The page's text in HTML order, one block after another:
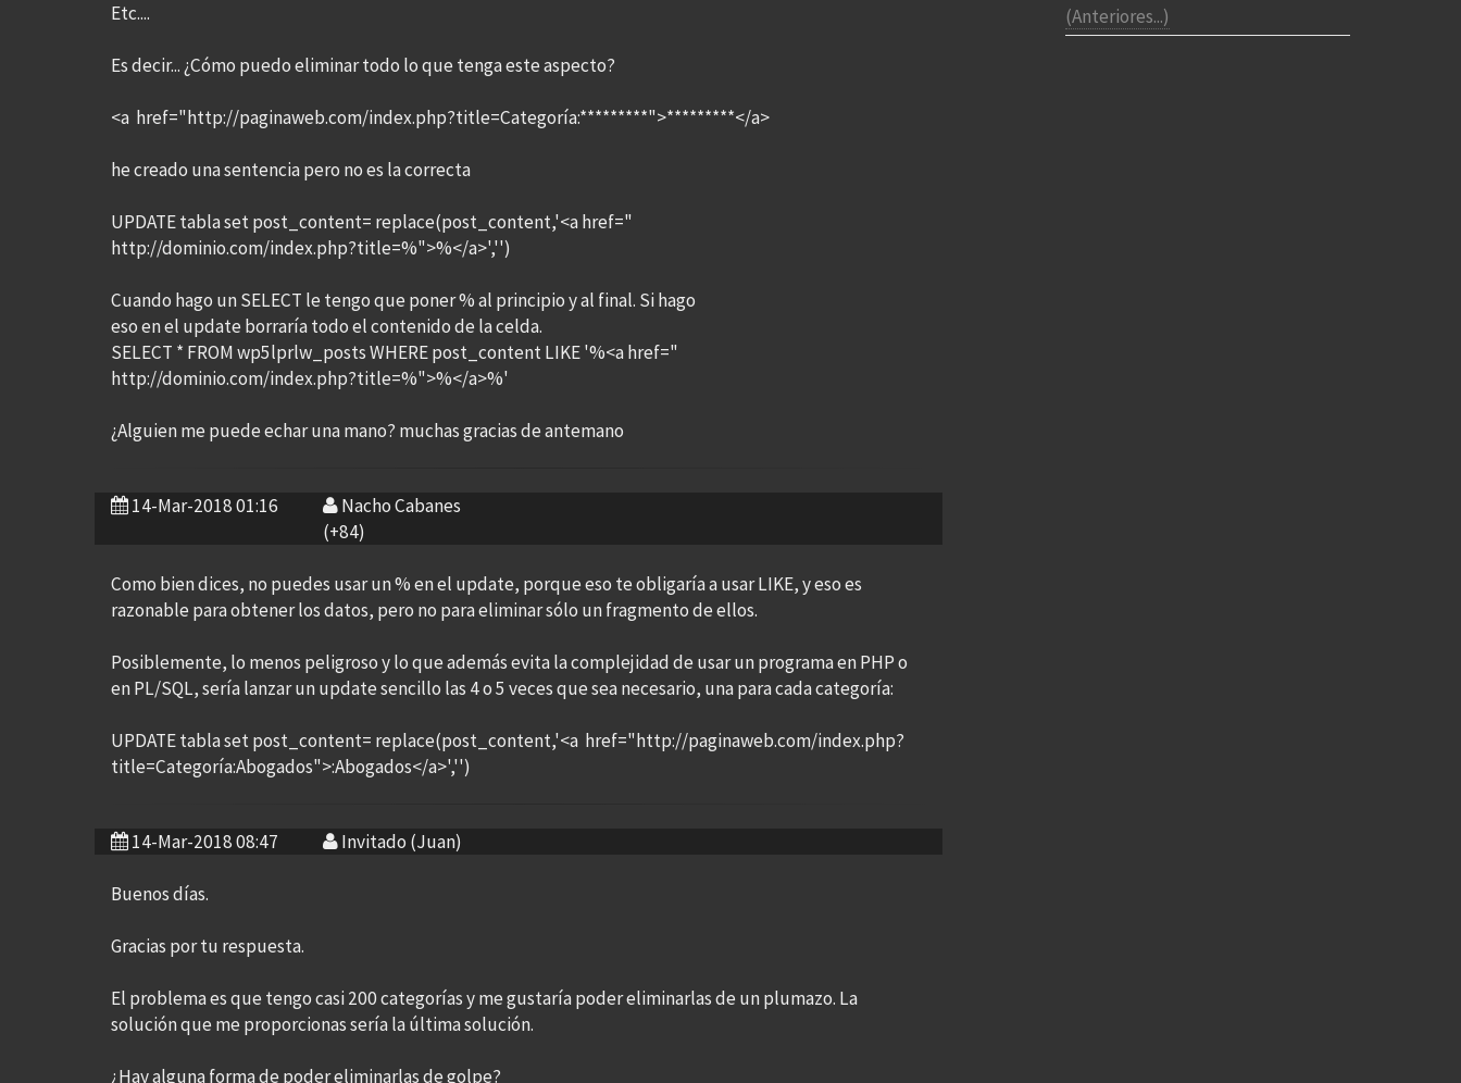
Etc....
Es decir... ¿Cómo puedo eliminar todo lo que tenga este aspecto?
<a href="http://paginaweb.com/index.php?title=Categoría:*********">*********</a>
he creado una sentencia pero no es la correcta
UPDATE tabla set post_content= replace(post_content,'<a href="
http://dominio.com/index.php?title=%">%</a>','')
Cuando hago un SELECT le tengo que poner % al principio y al final. Si hago
eso en el update borraría todo el contenido de la celda.
SELECT * FROM wp5lprlw_posts WHERE post_content LIKE '%<a href="
http://dominio.com/index.php?title=%">%</a>%'
¿Alguien me puede echar una mano? muchas gracias de antemano
14-Mar-2018 01:16
Nacho Cabanes
(+84)
Como bien dices, no puedes usar un % en el update, porque eso te obligaría a usar LIKE, y eso es
razonable para obtener los datos, pero no para eliminar sólo un fragmento de ellos.
Posiblemente, lo menos peligroso y lo que además evita la complejidad de usar un programa en PHP o
en PL/SQL, sería lanzar un update sencillo las 4 o 5 veces que sea necesario, una para cada categoría:
UPDATE tabla set post_content= replace(post_content,'<a href="http://paginaweb.com/index.php?
title=Categoría:Abogados">:Abogados</a>','')
14-Mar-2018 08:47 Invitado (Juan)
Buenos días.
Gracias por tu respuesta.
El problema es que tengo casi 200 categorías y me gustaría poder eliminarlas de un plumazo. La
solución que me proporcionas sería la última solución.
¿Hay alguna forma de poder eliminarlas de golpe?
(Anteriores...)